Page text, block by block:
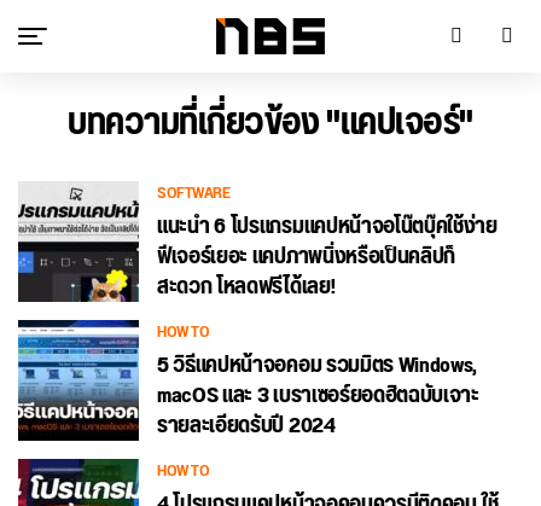
บทความที่เกี่ยวข้อง "แคปเจอร์"
SOFTWARE
แนะนำ 6 โปรแกรมแคปหน้าจอโน๊ตบุ๊คใช้ง่าย
ฟีเจอร์เยอะ แคปภาพนิ่งหรือเป็นคลิปก็
สะดวก โหลดฟรีได้เลย!
HOW TO
5 วิธีแคปหน้าจอคอม รวมมิตร Windows,
macOS และ 3 เบราเซอร์ยอดฮิตฉบับเจาะ
รายละเอียดรับปี 2024
HOW TO